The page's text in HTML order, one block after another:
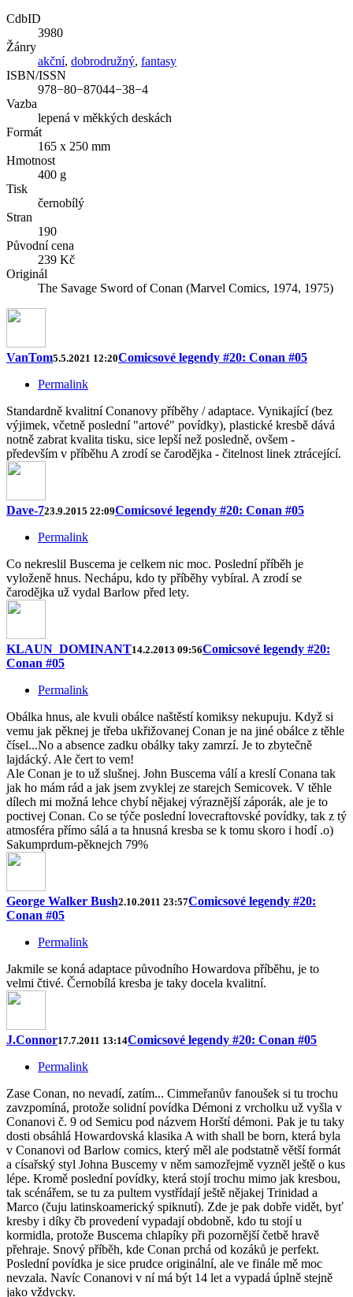
CdbID
3980
Žánry
akční, dobrodružný, fantasy
ISBN/ISSN
978−80−87044−38−4
Vazba
lepená v měkkých deskách
Formát
165 x 250 mm
Hmotnost
400 g
Tisk
černobílý
Stran
190
Původní cena
239 Kč
Originál
The Savage Sword of Conan (Marvel Comics, 1974, 1975)
VanTom5.5.2021 12:20Comicsové legendy #20: Conan #05
Permalink
Standardně kvalitní Conanovy příběhy / adaptace. Vynikající (bez
výjimek, včetně poslední "artové" povídky), plastické kresbě dává
notně zabrat kvalita tisku, sice lepší než posledně, ovšem -
především v příběhu A zrodí se čarodějka - čitelnost linek ztrácející.
Dave-723.9.2015 22:09Comicsové legendy #20: Conan #05
Permalink
Co nekreslil Buscema je celkem nic moc. Poslední příběh je
vyloženě hnus. Nechápu, kdo ty příběhy vybíral. A zrodí se
čarodějka už vydal Barlow před lety.
KLAUN_DOMINANT14.2.2013 09:56Comicsové legendy #20:
Conan #05
Permalink
Obálka hnus, ale kvuli obálce naštěstí komiksy nekupuju. Když si
vemu jak pěknej je třeba ukřižovanej Conan je na jiné obálce z těhle
čísel...No a absence zadku obálky taky zamrzí. Je to zbytečně
lajdácký. Ale čert to vem!
Ale Conan je to už slušnej. John Buscema válí a kreslí Conana tak
jak ho mám rád a jak jsem zvyklej ze starejch Semicovek. V těhle
dílech mi možná lehce chybí nějakej výraznější záporák, ale je to
poctivej Conan. Co se týče poslední lovecraftovské povídky, tak z tý
atmosféra přímo sálá a ta hnusná kresba se k tomu skoro i hodí .o)
Sakumprdum-pěknejch 79%
George Walker Bush2.10.2011 23:57Comicsové legendy #20:
Conan #05
Permalink
Jakmile se koná adaptace původního Howardova příběhu, je to
velmi čtivé. Černobílá kresba je taky docela kvalitní.
J.Connor17.7.2011 13:14Comicsové legendy #20: Conan #05
Permalink
Zase Conan, no nevadí, zatím... Cimmeřanův fanoušek si tu trochu
zavzpomíná, protože solidní povídka Démoni z vrcholku už vyšla v
Conanovi č. 9 od Semicu pod názvem Horští démoni. Pak je tu taky
dosti obsáhlá Howardovská klasika A with shall be born, která byla
v Conanovi od Barlow comics, který měl ale podstatně větší formát
a císařský styl Johna Buscemy v něm samozřejmě vyzněl ještě o kus
lépe. Kromě poslední povídky, která stojí trochu mimo jak kresbou,
tak scénářem, se tu za pultem vystřídají ještě nějakej Trinidad a
Marco (čuju latinskoamerický spiknutí). Zde je pak dobře vidět, byť
kresby i díky čb provedení vypadají obdobně, kdo tu stojí u
kormidla, protože Buscema chlapíky při pozornější četbě hravě
přehraje. Snový příběh, kde Conan prchá od kozáků je perfekt.
Poslední povídka je sice prudce originální, ale ve finále mě moc
nevzala. Navíc Conanovi v ní má být 14 let a vypadá úplně stejně
jako vždycky.